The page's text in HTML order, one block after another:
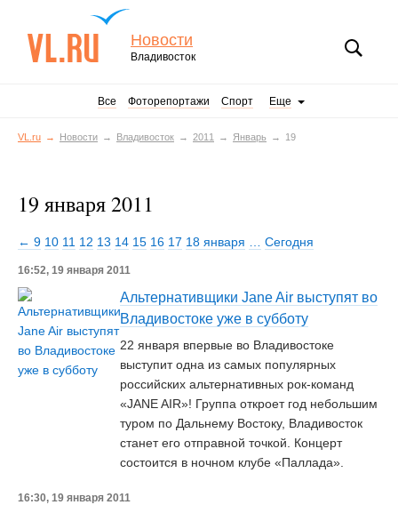
Новости
Владивосток
Все Фоторепортажи Спорт Еще
VL.ru Новости Владивосток 2011 Январь 19
19 января 2011
← 9 10 11 12 13 14 15 16 17 18 января Сегодня
16:52, 19 января 2011
Альтернативщики Jane Air выступят во
Владивостоке уже в субботу
22 января впервые во Владивостоке
выступит одна из самых популярных
российских альтернативных рок-команд
«JANE AIR»! Группа откроет год небольшим
туром по Дальнему Востоку, Владивосток
станет его отправной точкой. Концерт
состоится в ночном клубе «Паллада».
16:30, 19 января 2011